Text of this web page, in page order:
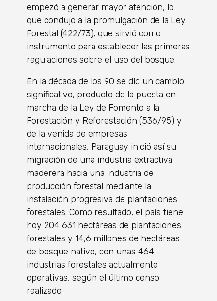
empezó a generar mayor atención, lo
que condujo a la promulgación de la Ley
Forestal (422/73), que sirvió como
instrumento para establecer las primeras
regulaciones sobre el uso del bosque.
En la década de los 90 se dio un cambio
significativo, producto de la puesta en
marcha de la Ley de Fomento a la
Forestación y Reforestación (536/95) y
de la venida de empresas
internacionales, Paraguay inició así su
migración de una industria extractiva
maderera hacia una industria de
producción forestal mediante la
instalación progresiva de plantaciones
forestales. Como resultado, el país tiene
hoy 204 631 hectáreas de plantaciones
forestales y 14,6 millones de hectáreas
de bosque nativo, con unas 464
industrias forestales actualmente
operativas, según el último censo
realizado.